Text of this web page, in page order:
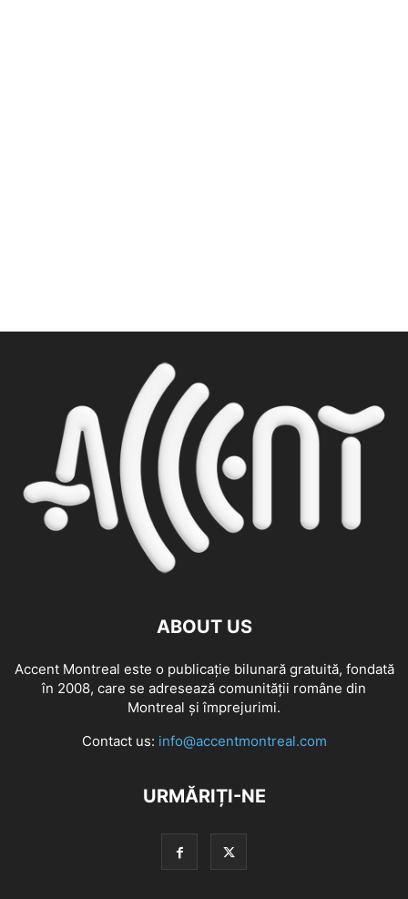
ABOUT US
Accent Montreal este o publicație bilunară gratuită, fondată
în 2008, care se adresează comunităţii române din
Montreal şi împrejurimi.
Contact us: info@accentmontreal.com
URMĂRIȚI-NE